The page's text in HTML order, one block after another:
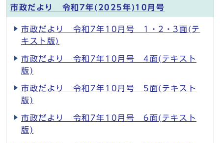
市政だより 令和7年(2025年)10月号
市政だより 令和7年10月号 1・2・3面(テ
キスト版)
市政だより 令和7年10月号 4面(テキスト
版)
市政だより 令和7年10月号 5面(テキスト
版)
市政だより 令和7年10月号 6面(テキスト
版)